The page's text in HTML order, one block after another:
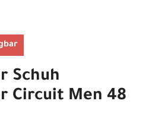
Schuh
Circuit Men 48